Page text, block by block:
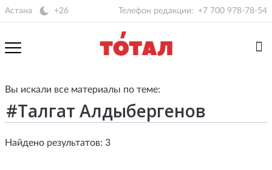
Астана +26 Телефон редакции: +7 700 978-78-54
Вы искали все материалы по теме:
Найдено результатов: 3